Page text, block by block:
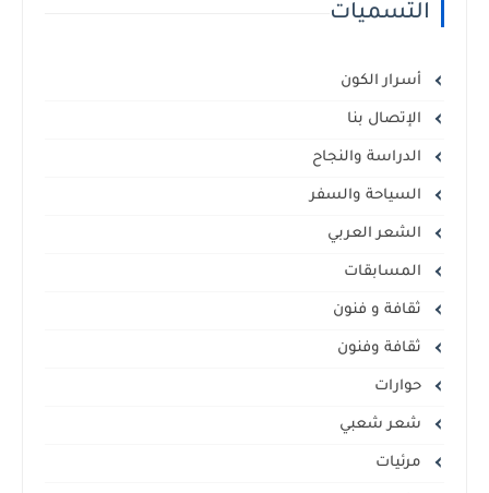
التسميات
أسرار الكون
الإتصال بنا
الدراسة والنجاح
السياحة والسفر
الشعر العربي
المسابقات
ثقافة و فنون
ثقافة وفنون
حوارات
شعر شعبي
مرئيات